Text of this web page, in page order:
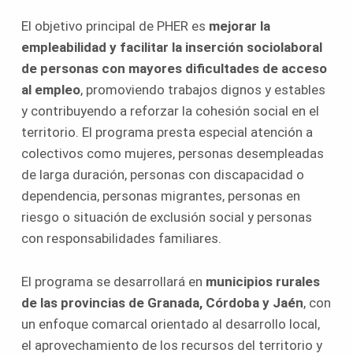
El objetivo principal de PHER es mejorar la
empleabilidad y facilitar la inserción sociolaboral
de personas con mayores dificultades de acceso
al empleo, promoviendo trabajos dignos y estables
y contribuyendo a reforzar la cohesión social en el
territorio. El programa presta especial atención a
colectivos como mujeres, personas desempleadas
de larga duración, personas con discapacidad o
dependencia, personas migrantes, personas en
riesgo o situación de exclusión social y personas
con responsabilidades familiares.
El programa se desarrollará en municipios rurales
de las provincias de Granada, Córdoba y Jaén, con
un enfoque comarcal orientado al desarrollo local,
el aprovechamiento de los recursos del territorio y